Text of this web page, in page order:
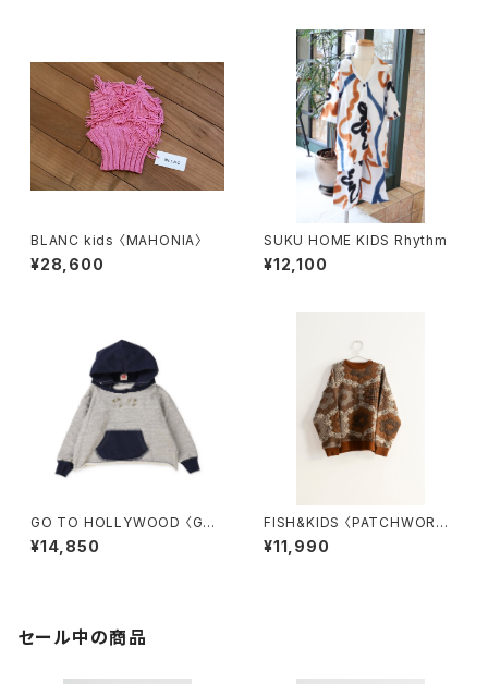
BLANC kids 〈MAHONIA〉
¥28,600
SUKU HOME KIDS Rhythm
¥12,100
GO TO HOLLYWOOD 〈GO
Sweat Hoodie〉
¥14,850
FISH&KIDS 〈PATCHWORK
SWEATER〉
¥11,990
セール中の商品